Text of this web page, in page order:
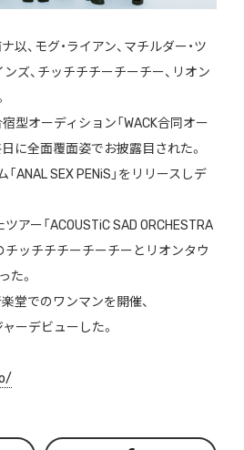
以、モグ・ライアン、マチルダー・ツ
ンズ、チッチチチーチーチー、リオン
型オーディション「WACK合同オー
に全面覆面姿でお披露目された。
ANAL SEX PENiS」をリリースしデ
アー「ACOUSTiC SAD ORCHESTRA
チッチチチーチーチーとリオンタウ
た。
堂でのワンマンを開催、
ーデビューした。